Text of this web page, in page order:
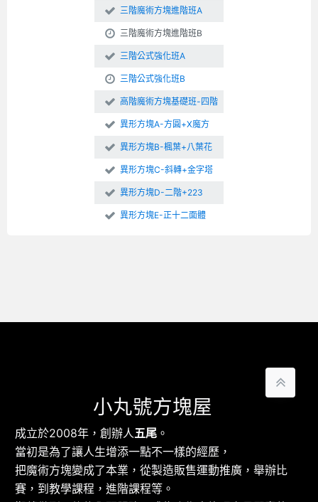
三階魔術方塊進階班A
三階魔術方塊進階班B
三階公式強化班A
三階公式強化班B
高階魔術方塊基礎班-四階
異形方塊A-方圓+X魔方
異形方塊B-楓葉+八葉花
異形方塊C-斜轉+金字塔
異形方塊D-二階+223
異形方塊E-正十二面體
小丸號方塊屋
成立於2008年，創辦人 五尾 。
當初是為了讓人生增添一點不一樣的經歷，
把魔術方塊變成了本業，從製造販售運動推廣，舉辦比
賽，到教學課程，進階課程等。